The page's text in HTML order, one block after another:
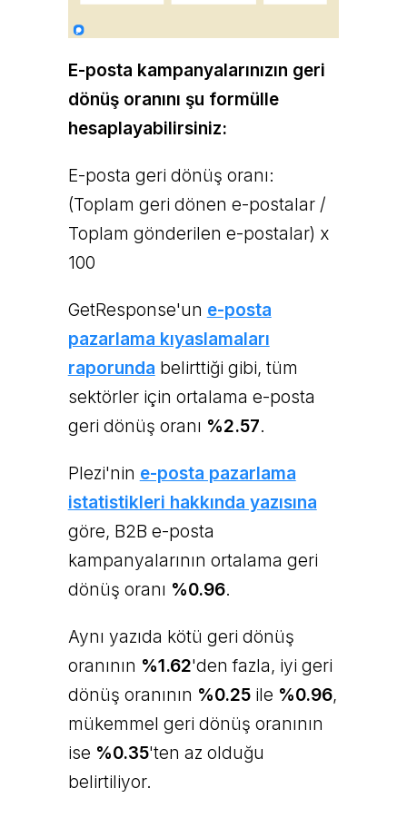
E-posta kampanyalarınızın geri
dönüş oranını şu formülle
hesaplayabilirsiniz:
E-posta geri dönüş oranı:
(Toplam geri dönen e-postalar /
Toplam gönderilen e-postalar) x
100
GetResponse'un e-posta
pazarlama kıyaslamaları
raporunda belirttiği gibi, tüm
sektörler için ortalama e-posta
geri dönüş oranı %2.57.
Plezi'nin e-posta pazarlama
istatistikleri hakkında yazısına
göre, B2B e-posta
kampanyalarının ortalama geri
dönüş oranı %0.96.
Aynı yazıda kötü geri dönüş
oranının %1.62'den fazla, iyi geri
dönüş oranının %0.25ile %0.96,
mükemmel geri dönüş oranının
ise %0.35'ten az olduğu
belirtiliyor.